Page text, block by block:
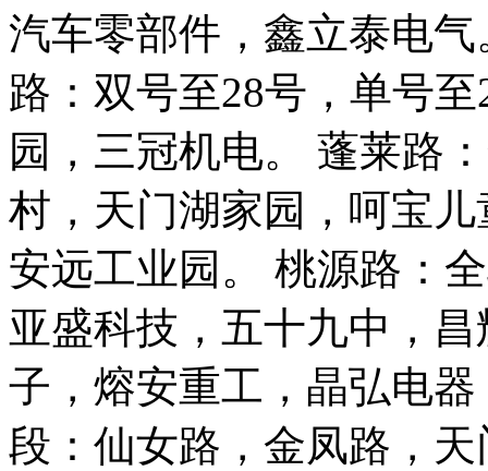
汽车零部件，鑫立泰电
路：双号至28号，单号
园，三冠机电。 蓬莱路
村，天门湖家园，呵宝
安远工业园。 桃源路：
亚盛科技，五十九中，
子，熔安重工，晶弘电
段：仙女路，金凤路，